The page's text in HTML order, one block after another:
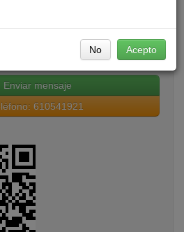
No Acepto
54.19.21 (tengo wassap).
Enviar mensaje
610541921